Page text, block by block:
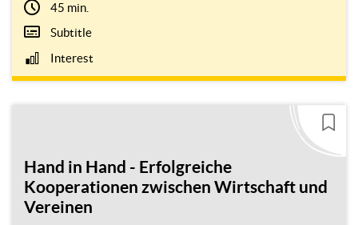
45 min.
Subtitle
Interest
Hand in Hand - Erfolgreiche
Kooperationen zwischen Wirtschaft und
Vereinen